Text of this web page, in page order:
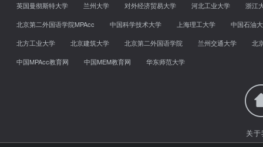
英国曼彻斯特大学
兰州大学 对外经济贸易大学 河北工业大学
浙江
北京第二外国语学院MPAcc
中国科学技术大学 上海理工大学
中国石油
北方工业大学
北京建筑大学 北京第二外国语学院 兰州交通大学
北
中国MPAcc教育网
中国MEM教育网 华东师范大学
关